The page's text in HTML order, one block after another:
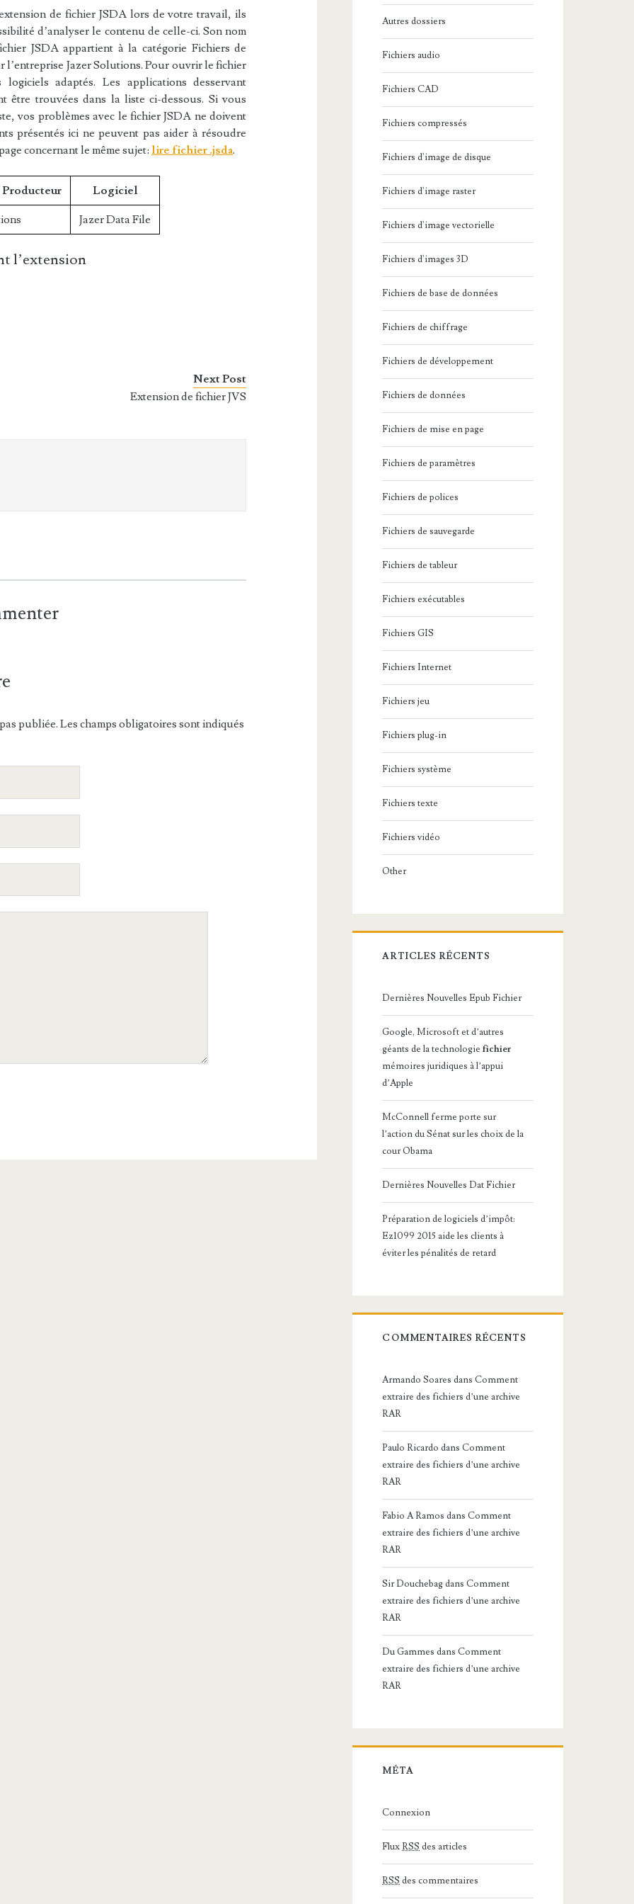
de fichier JSDA lors de votre travail, ils
d’analyser le contenu de celle-ci. Son nom
JSDA appartient à la catégorie Fichiers de
l’entreprise Jazer Solutions. Pour ouvrir le fichier
adaptés. Les applications desservant
être trouvées dans la liste ci-dessous. Si vous
vos problèmes avec le fichier JSDA ne doivent
présentés ici ne peuvent pas aider à résoudre
concernant le même sujet: lire fichier .jsda.
Producteur Logiciel
Jazer Data File
l’extension
Next Post
Extension de fichier JVS
publiée. Les champs obligatoires sont indiqués
Autres dossiers
Fichiers audio
Fichiers CAD
Fichiers compressés
Fichiers d'image de disque
Fichiers d'image raster
Fichiers d'image vectorielle
Fichiers d'images 3D
Fichiers de base de données
Fichiers de chiffrage
Fichiers de développement
Fichiers de données
Fichiers de mise en page
Fichiers de paramètres
Fichiers de polices
Fichiers de sauvegarde
Fichiers de tableur
Fichiers exécutables
Fichiers GIS
Fichiers Internet
Fichiers jeu
Fichiers plug-in
Fichiers système
Fichiers texte
Fichiers vidéo
Other
ARTICLES RÉCENTS
Dernières Nouvelles Epub Fichier
Google, Microsoft et d’autres
géants de la technologiefichier
mémoires juridiques à l’appui
d’Apple
McConnell ferme porte sur
l’action du Sénat sur les choix de la
cour Obama
Dernières Nouvelles Dat Fichier
Préparation de logiciels d’impôt:
Ez1099 2015 aide les clients à
éviter les pénalités de retard
COMMENTAIRES RÉCENTS
Armando Soares dansComment
extraire des fichiers d’une archive
RAR
Paulo Ricardo dansComment
extraire des fichiers d’une archive
RAR
Fabio A Ramos dansComment
extraire des fichiers d’une archive
RAR
Sir DouchebagdansComment
extraire des fichiers d’une archive
RAR
Du Gammes dansComment
extraire des fichiers d’une archive
RAR
MÉTA
Connexion
FluxRSS des articles
RSS des commentaires